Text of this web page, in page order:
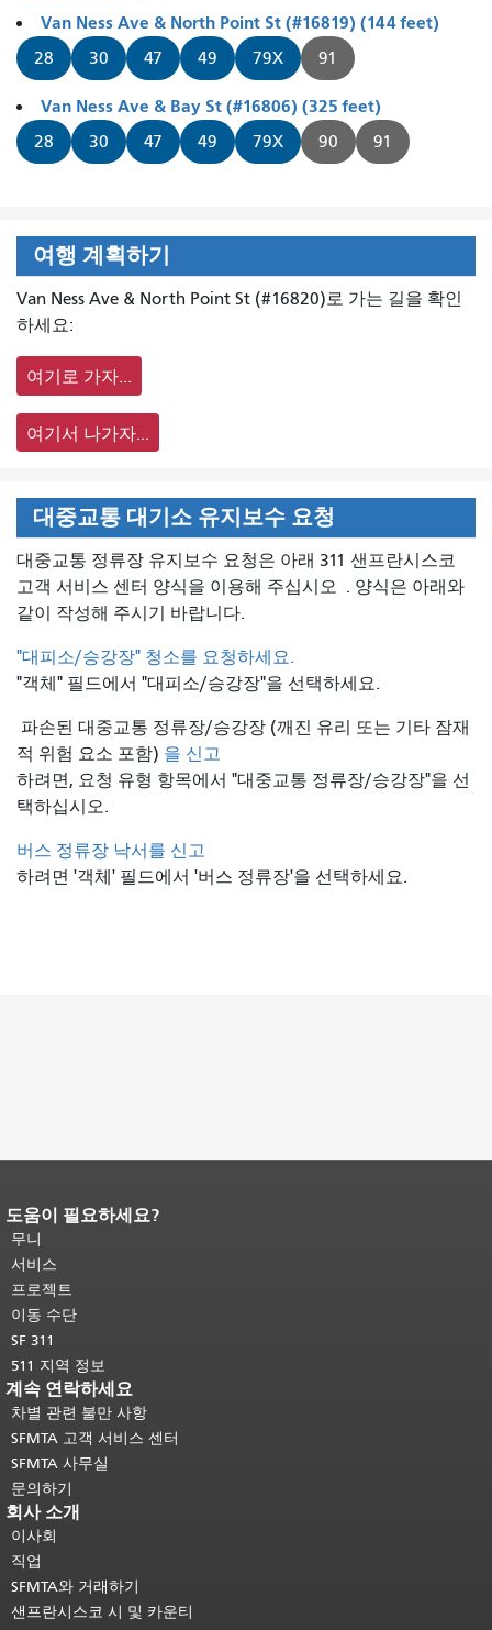
Van Ness Ave & North Point St (#16819) (144 feet)
28 30 47 49 79X 91
Van Ness Ave & Bay St (#16806) (325 feet)
28 30 47 49 79X 90 91
여행 계획하기
Van Ness Ave & North Point St (#16820)로 가는 길을 확인
하세요:
여기로 가자...
여기서 나가자...
대중교통 대기소 유지보수 요청
대중교통 정류장 유지보수 요청은 아래 311 샌프란시스코
고객 서비스 센터 양식을 이용해 주십시오 . 양식은 아래와
같이 작성해 주시기 바랍니다.
"대피소/승강장" 청소를 요청하세요.
"객체" 필드에서 "대피소/승강장"을 선택하세요.
파손된 대중교통 정류장/승강장 (깨진 유리 또는 기타 잠재
적 위험 요소 포함) 을 신고
하려면, 요청 유형 항목에서 "대중교통 정류장/승강장"을 선
택하십시오.
버스 정류장 낙서를 신고
하려면 '객체' 필드에서 '버스 정류장'을 선택하세요.
페이지 내용 끝입니다.이 페이지의 나
머지 내용은 모든 페이지에 반복됩니
다.메인 콘텐츠 상단으로 돌아가려면
여기를 클릭하십시오
도움이 필요하세요?
무니
서비스
프로젝트
이동 수단
SF 311
511 지역 정보
계속 연락하세요
차별 관련 불만 사항
SFMTA 고객 서비스 센터
SFMTA 사무실
문의하기
회사 소개
이사회
직업
SFMTA와 거래하기
샌프란시스코 시 및 카운티